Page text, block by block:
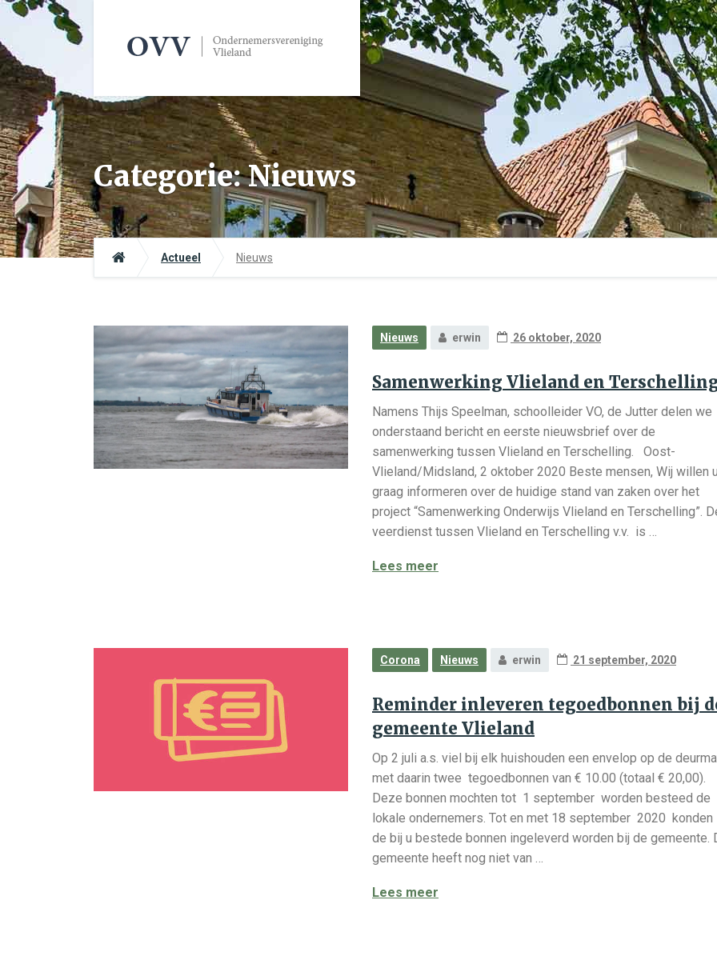
Categorie:Nieuws
Actueel Nieuws
Nieuws erwin 26 oktober, 2020
Samenwerking Vlieland en
Namens Thijs Speelman, schoolleider VO, de Jutter delen we
onderstaand bericht en eerste nieuwsbrief over de
samenwerking tussen Vlieland en Terschelling. Oost-
Vlieland/Midsland, 2 oktober 2020 Beste mensen, Wij willen u
graag informeren over de huidige stand van zaken over het
project “Samenwerking Onderwijs Vlieland en Terschelling”.
veerdienst tussen Vlieland en Terschelling v.v. is …
Lees meer
Corona Nieuws erwin 21 september, 2020
Reminder inleveren tegoedbonnen bij
gemeente Vlieland
Op 2 juli a.s. viel bij elk huishouden een envelop op de
met daarin twee tegoedbonnen van € 10.00 (totaal € 20,00).
Deze bonnen mochten tot 1 september worden besteed de
lokale ondernemers. Tot en met 18 september 2020 konden
de bij u bestede bonnen ingeleverd worden bij de gemeente.
gemeente heeft nog niet van …
Lees meer